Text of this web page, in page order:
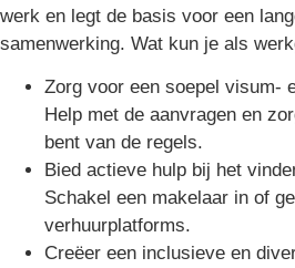
werk en legt de basis voor een
samenwerking. Wat kun je als
Zorg voor een soepel visum-
Help met de aanvragen en
bent van de regels.
Bied actieve hulp bij het
Schakel een makelaar in of
verhuurplatforms.
Creëer een inclusieve en